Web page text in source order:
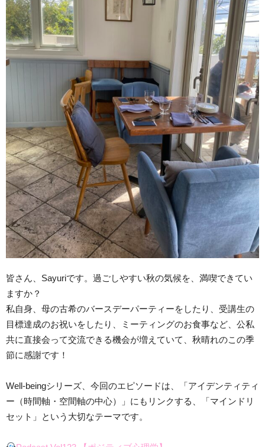
皆さん、Sayuriです。過ごしやすい秋の気候を、満喫できてい
ますか？
私自身、母の古希のバースデーパーティーをしたり、受講生の
目標達成のお祝いをしたり、ミーティングのお食事など、公私
共に直接会って交流できる機会が増えていて、秋晴れのこの季
節に感謝です！
Well-beingシリーズ、今回のエピソードは、「アイデンティティ
ー（時間軸・空間軸の中心）」にもリンクする、「マインドリ
セット」という大切なテーマです。